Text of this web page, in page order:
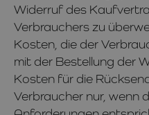
Widerruf des
Verbrauchers zu
Kosten, die der
mit der Bestellung der
Kosten für die
Verbraucher nur, wenn